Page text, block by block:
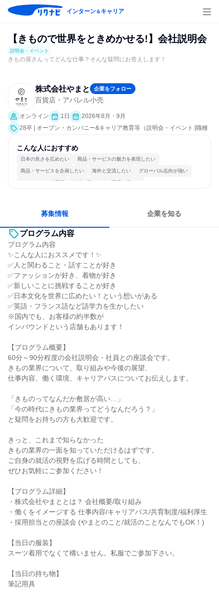
インターン＆キャリア
【きもので世界をときめかせる!】会社説明会
説明会・イベント
きもの屋さんってどんな仕事？そんな疑問にお答えします！
株式会社やまと 企業をフォロー
百貨店・アパレル小売
オンライン 1日
2026年8月・9月
28卒 | オープン・カンパニー&キャリア教育等（説明会・イベント [職種
こんな人におすすめ
日本の良さを広めたい 商品・サービスの魅力を表現したい
商品・サービスを企画したい 海外と交流したい グローバル志向が強い
チームワークを重視 女性が働きやすい環境で働ける
募集情報 企業を知る
プログラム内容
プログラム内容
✨こんな人におススメです！✨
✅人と関わること・話すことが好き
✅ファッションが好き、着物が好き
✅新しいことに挑戦することが好き
✅日本文化を世界に広めたい！という想いがある
✅英語・フランス語など語学力を生かしたい
※国内でも、お客様の約半数が
インバウンドという店舗もあります！
【プログラム概要】
60分～90分程度の会社説明会・社員との座談会です。
きもの業界について、取り組みや今後の展望、
仕事内容、働く環境、キャリアパスについてお伝えします。
「きものってなんだか敷居が高い…」
「今の時代にきもの業界ってどうなんだろう？」
と疑問をお持ちの方も大歓迎です。
きっと、これまで知らなかった
きもの業界の一面を知っていただけるはずです。
ご自身の就活の視野を広げる時間としても、
ぜひお気軽にご参加ください！
【プログラム詳細】
・株式会社やまととは？ 会社概要/取り組み
・働くをイメージする 仕事内容/キャリアパス/共育制度/福利厚生
・採用担当との座談会 (やまとのこと/就活のことなんでもOK！)
【当日の服装】
スーツ着用でなくて構いません。私服でご参加下さい。
【当日の持ち物】
筆記用具